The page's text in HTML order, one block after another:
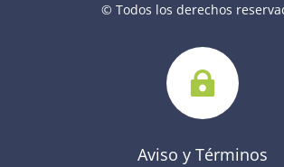
©Todos los derechos

Aviso y Términos